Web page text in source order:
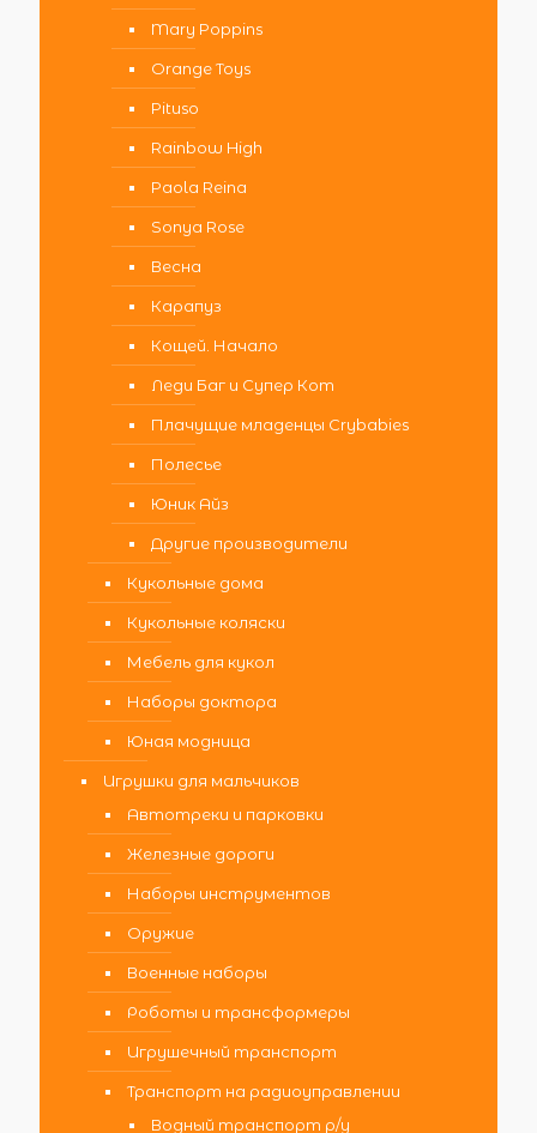
Mary Poppins
Orange Toys
Pituso
Rainbow High
Paola Reina
Sonya Rose
Весна
Карапуз
Кощей. Начало
Леди Баг и Супер Кот
Плачущие младенцы Crybabies
Полесье
Юник Айз
Другие производители
Кукольные дома
Кукольные коляски
Мебель для кукол
Наборы доктора
Юная модница
Игрушки для мальчиков
Автотреки и парковки
Железные дороги
Наборы инструментов
Оружие
Военные наборы
Роботы и трансформеры
Игрушечный транспорт
Транспорт на радиоуправлении
Водный транспорт р/у